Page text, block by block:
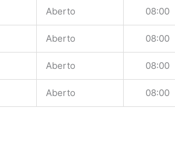
Aberto 08:00
Aberto 08:00
Aberto 08:00
Aberto 08:00